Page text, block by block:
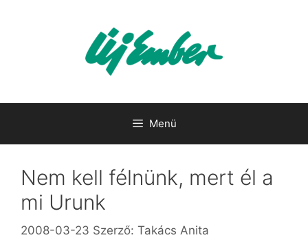
Menü
Nem kell félnünk, mert él a
mi Urunk
2008-03-23 Szerző: Takács Anita